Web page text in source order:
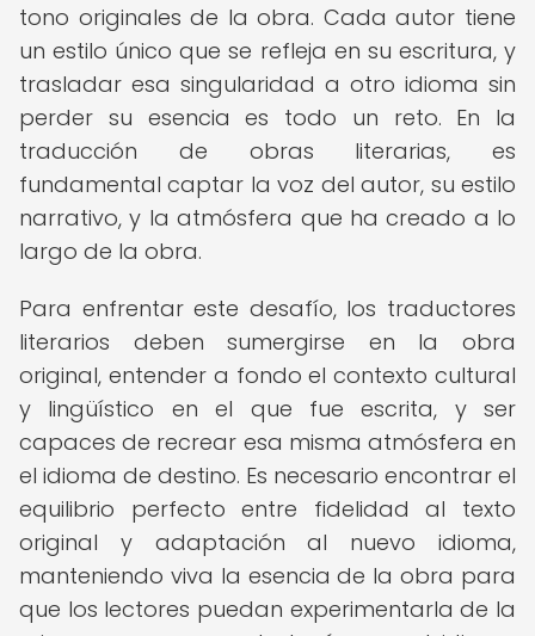
tono originales de la obra. Cada autor tiene
un estilo único que se refleja en su escritura, y
trasladar esa singularidad a otro idioma sin
perder su esencia es todo un reto. En la
traducción de obras literarias, es
fundamental captar la voz del autor, su estilo
narrativo, y la atmósfera que ha creado a lo
largo de la obra.
Para enfrentar este desafío, los traductores
literarios deben sumergirse en la obra
original, entender a fondo el contexto cultural
y lingüístico en el que fue escrita, y ser
capaces de recrear esa misma atmósfera en
el idioma de destino. Es necesario encontrar el
equilibrio perfecto entre fidelidad al texto
original y adaptación al nuevo idioma,
manteniendo viva la esencia de la obra para
que los lectores puedan experimentarla de la